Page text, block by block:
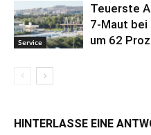
Service
Teuerste
7-Maut bei
um 62
HINTERLASSE EINE